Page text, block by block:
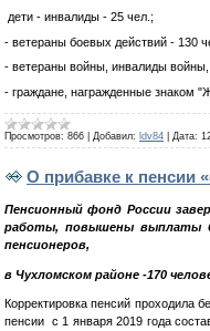
дети - инвалиды - 25 чел.;
- ветераны боевых действий - 130
- ветераны войны, инвалиды
- граждане, награжденные знаком
Просмотров: 866 Добавил: ldv84 Дата:
О прибавке к пенсии
Пенсионный фонд России
работы, повышены выплаты
пенсионеров,
в Чухломском районе -170
Корректировка пенсий проходила
пенсии с 1 января 2019 года